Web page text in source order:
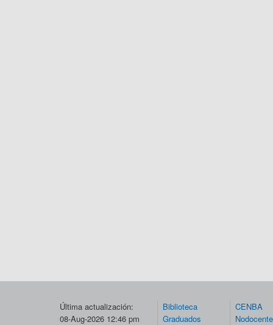
Última actualización:
08-Aug-2026 12:46 pm
Biblioteca
Graduados
CENBA